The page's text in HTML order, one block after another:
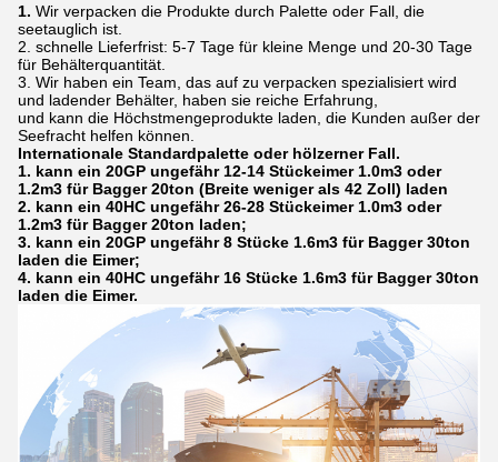
1. Wir verpacken die Produkte durch Palette oder Fall, die
seetauglich ist.
2. schnelle Lieferfrist: 5-7 Tage für kleine Menge und 20-30 Tage
für Behälterquantität.
3. Wir haben ein Team, das auf zu verpacken spezialisiert wird
und ladender Behälter, haben sie reiche Erfahrung,
und kann die Höchstmengeprodukte laden, die Kunden außer der
Seefracht helfen können.
Internationale Standardpalette oder hölzerner Fall.
1. kann ein 20GP ungefähr 12-14 Stückeimer 1.0m3 oder
1.2m3 für Bagger 20ton (Breite weniger als 42 Zoll) laden
2. kann ein 40HC ungefähr 26-28 Stückeimer 1.0m3 oder
1.2m3 für Bagger 20ton laden;
3. kann ein 20GP ungefähr 8 Stücke 1.6m3 für Bagger 30ton
laden die Eimer;
4. kann ein 40HC ungefähr 16 Stücke 1.6m3 für Bagger 30ton
laden die Eimer.